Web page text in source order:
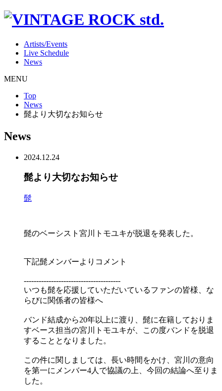
Artists/Events
Live Schedule
News
MENU
Top
News
髭より大切なお知らせ
News
2024.12.24
髭より大切なお知らせ
髭
髭のベーシスト宮川トモユキが脱退を発表した。
下記髭メンバーよりコメント
---------------------------------------
いつも髭を応援していただいているファンの皆様、な
らびに関係者の皆様へ
バンド結成から20年以上に渡り、髭に在籍しておりま
すベース担当の宮川トモユキが、この度バンドを脱退
することとなりました。
この件に関しましては、長い時間をかけ、宮川の意向
を第一にメンバー4人で協議の上、今回の結論へ至りま
した。